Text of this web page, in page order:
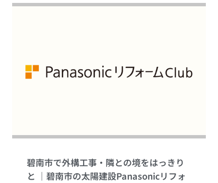
碧南市で外構工事・隣との境をはっきり
と